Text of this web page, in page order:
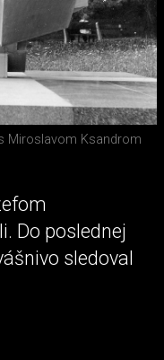
Miroslavom Ksandrom
Do poslednej
sledoval